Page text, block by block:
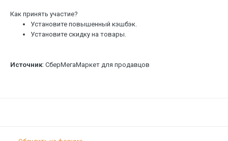
Как принять участие?
Установите повышенный кэшбэк.
Установите скидку на товары.
Источник: СберМегаМаркет для продавцов